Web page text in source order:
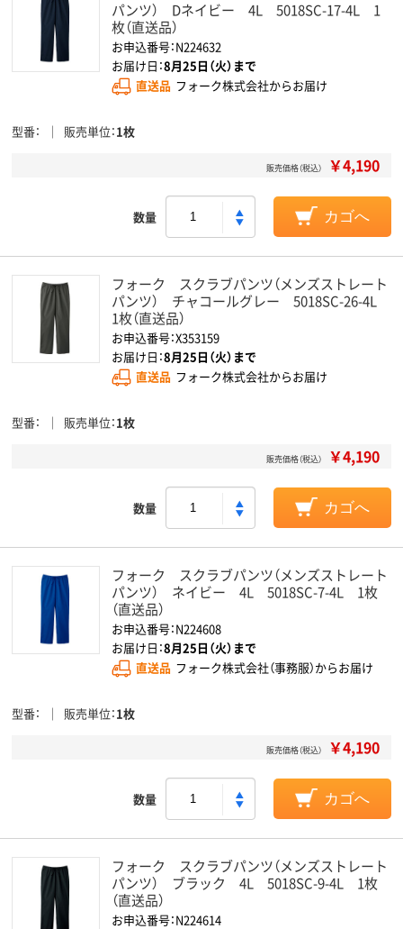
パンツ） Dネイビー 4L 5018SC-17-4L 1
枚（直送品）
お申込番号：N224632
お届け日：8月25日（火）まで
直送品 フォーク株式会社からお届け
型番 販売単位 1枚
販売価格（税込） ￥4,190
数量 カゴへ
フォーク スクラブパンツ（メンズストレート
パンツ） チャコールグレー 5018SC-26-4L
1枚（直送品）
お申込番号：X353159
お届け日：8月25日（火）まで
直送品 フォーク株式会社からお届け
型番 販売単位 1枚
販売価格（税込） ￥4,190
数量 カゴへ
フォーク スクラブパンツ（メンズストレート
パンツ） ネイビー 4L 5018SC-7-4L 1枚
（直送品）
お申込番号：N224608
お届け日：8月25日（火）まで
直送品 フォーク株式会社（事務服）からお届け
型番 販売単位 1枚
販売価格（税込） ￥4,190
数量 カゴへ
フォーク スクラブパンツ（メンズストレート
パンツ） ブラック 4L 5018SC-9-4L 1枚
（直送品）
お申込番号：N224614